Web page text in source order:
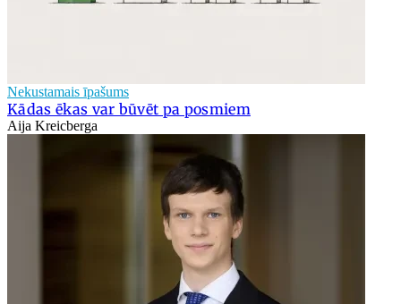
Nekustamais īpašums
Kādas ēkas var būvēt pa posmiem
Aija Kreicberga